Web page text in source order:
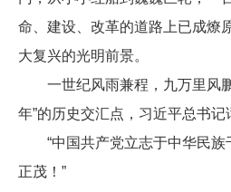
命、建设、改革的道路上已成燎
大复兴的光明前景。
一世纪风雨兼程，九万里风鹏
年”的历史交汇点，习近平总书
“中国共产党立志于中华民族
正茂！”